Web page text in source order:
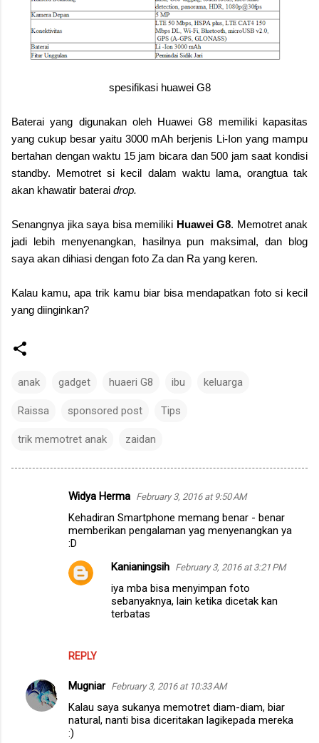
spesifikasi huawei G8
Baterai yang digunakan oleh Huawei G8 memiliki kapasitas
yang cukup besar yaitu 3000 mAh berjenis Li-Ion yang mampu
bertahan dengan waktu 15 jam bicara dan 500 jam saat kondisi
standby. Memotret si kecil dalam waktu lama, orangtua tak
akan khawatir baterai drop.
Senangnya jika saya bisa memiliki Huawei G8. Memotret anak
jadi lebih menyenangkan, hasilnya pun maksimal, dan blog
saya akan dihiasi dengan foto Za dan Ra yang keren.
Kalau kamu, apa trik kamu biar bisa mendapatkan foto si kecil
yang diinginkan?
anak gadget huaeri G8 ibu keluarga
Raissa sponsored post Tips
trik memotret anak zaidan
Widya Herma February 3, 2016 at 9:50 AM
Kehadiran Smartphone memang benar - benar
memberikan pengalaman yag menyenangkan ya
:D
REPLY
Kanianingsih February 3, 2016 at 3:21 PM
iya mba bisa menyimpan foto
sebanyaknya, lain ketika dicetak kan
terbatas
Mugniar February 3, 2016 at 10:33 AM
Kalau saya sukanya memotret diam-diam, biar
natural, nanti bisa diceritakan lagikepada mereka
:)